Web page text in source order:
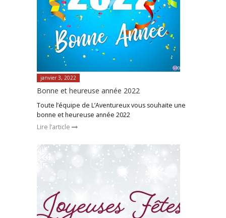
janvier 3, 2022
Bonne et heureuse année 2022
Toute l’équipe de L’Aventureux vous souhaite une
bonne et heureuse année 2022
Lire l’article